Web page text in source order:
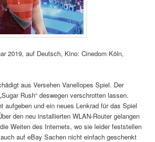
2019, auf Deutsch, Kino: Cinedom Köln,
aus Versehen Vanellopes Spiel. Der
Rush“ deswegen verschrotten lassen.
aufgeben und ein neues Lenkrad für das Spiel
den neu installierten WLAN-Router gelangen
Weiten des Internets, wo sie leider feststellen
auf eBay Sachen nicht einfach geschenkt